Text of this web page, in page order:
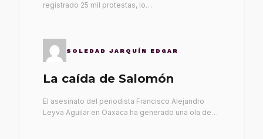
registrado 25 mil protestas, lo…
SOLEDAD JARQUÍN EDGAR
La caída de Salomón
El asesinato del periodista Francisco Alejandro
Leyva Aguilar en Oaxaca ha generado una ola de…